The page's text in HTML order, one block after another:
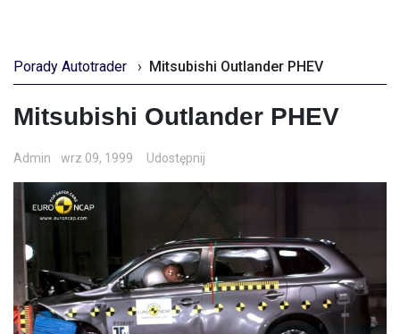
Porady Autotrader › Mitsubishi Outlander PHEV
Mitsubishi Outlander PHEV
Admin wrz 09, 1999 Udostępnij